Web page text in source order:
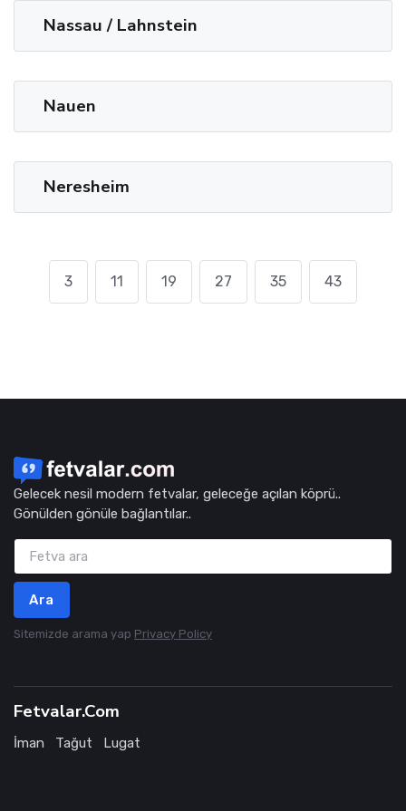
Nassau / Lahnstein
Nauen
Neresheim
3 11 19 27 35 43
Gelecek nesil modern fetvalar, geleceğe açılan köprü..
Gönülden gönüle bağlantılar..
Ara
Sitemizde arama yap Privacy Policy
Fetvalar.Com
İman Tağut Lugat